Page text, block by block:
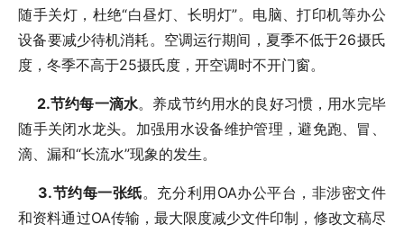
随手关灯，杜绝“白昼灯、长明灯”。电脑、打印机等办公
设备要减少待机消耗。空调运行期间，夏季不低于26摄氏
度，冬季不高于25摄氏度，开空调时不开门窗。
2.节约每一滴水。养成节约用水的良好习惯，用水完毕
随手关闭水龙头。加强用水设备维护管理，避免跑、冒、
滴、漏和“长流水”现象的发生。
3.节约每一张纸。充分利用OA办公平台，非涉密文件
和资料通过OA传输，最大限度减少文件印制，修改文稿尽